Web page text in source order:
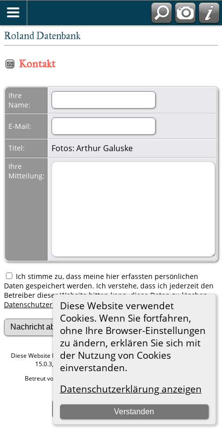
Roland Datenbank
Diese Website verwendet
Cookies. Wenn Sie fortfahren,
ohne Ihre Browser-Einstellungen
zu ändern, erklären Sie sich mit
der Nutzung von Cookies
einverstanden.
Datenschutzerklärung anzeigen
Verstanden
Kontakt
Ihre
Name:
E-Mail:
Titel: Fotos: Arthur Galuske
Ihre
Mitteilung:
Ich stimme zu, dass meine hier erfassten persönlichen
Daten gespeichert werden. Ich verstehe, dass ich jederzeit den
Betreiber dieser Website bitten kann, diese Daten zu löschen.
Datenschutzerklärung
Diese Website läuft mit The Next Generation of Genealogy Sitebuilding
15.0.3, programmiert von Darrin Lythgoe © 2001-2026.
Betreut von
Hier geht es zum Impressum
Zur Desktop-Webseite wechseln